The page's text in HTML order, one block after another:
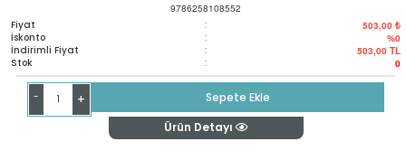
9786258108552
Fiyat : 503,00 ₺
İskonto : %0
İndirimli Fiyat : 503,00 TL
Stok : 0
- +
Sepete Ekle
Ürün Detayı